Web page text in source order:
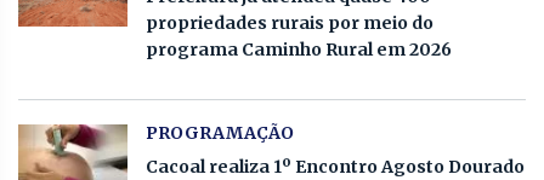
propriedades rurais por meio do
programa Caminho Rural em 2026
PROGRAMAÇÃO
Cacoal realiza 1º Encontro Agosto Dourado